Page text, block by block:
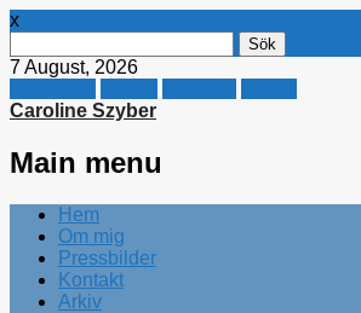
x
efter:
7 August, 2026
Caroline Szyber
Main menu
Skip
content
Hem
Om mig
Pressbilder
Kontakt
Arkiv